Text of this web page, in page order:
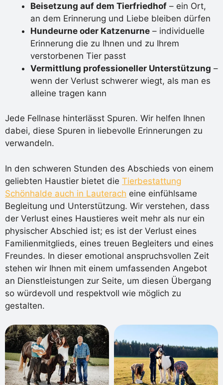
Beisetzung auf dem Tierfriedhof – ein Ort,
an dem Erinnerung und Liebe bleiben dürfen
Hundeurne oder Katzenurne – individuelle
Erinnerung die zu Ihnen und zu Ihrem
verstorbenen Tier passt
Vermittlung professioneller Unterstützung –
wenn der Verlust schwerer wiegt, als man es
alleine tragen kann
Jede Fellnase hinterlässt Spuren. Wir helfen Ihnen
dabei, diese Spuren in liebevolle Erinnerungen zu
verwandeln.
In den schweren Stunden des Abschieds von einem
geliebten Haustier bietet die Tierbestattung
Schönhalde auch in Lauterach eine einfühlsame
Begleitung und Unterstützung. Wir verstehen, dass
der Verlust eines Haustieres weit mehr als nur ein
physischer Abschied ist; es ist der Verlust eines
Familienmitglieds, eines treuen Begleiters und eines
Freundes. In dieser emotional anspruchsvollen Zeit
stehen wir Ihnen mit einem umfassenden Angebot
an Dienstleistungen zur Seite, um diesen Übergang
so würdevoll und respektvoll wie möglich zu
gestalten.